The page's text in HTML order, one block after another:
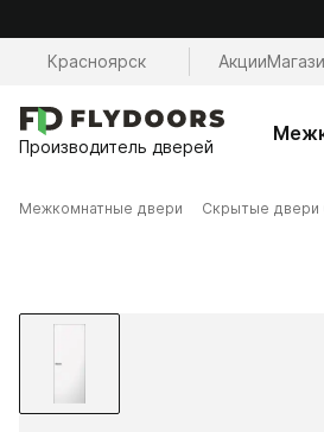
Красноярск Акции
Производитель дверей
Межкомнатные двери Скрытые двери